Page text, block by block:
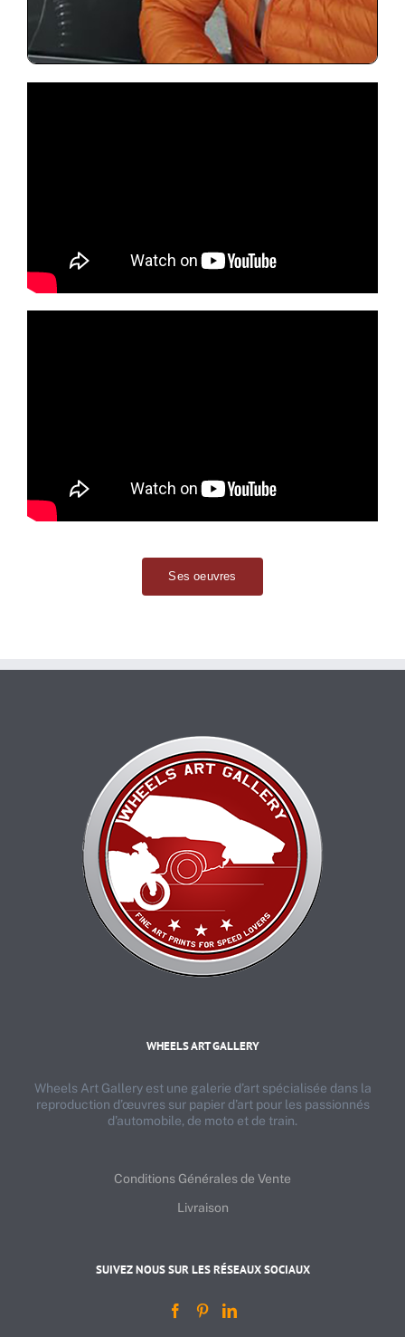
Ses oeuvres
WHEELS ART GALLERY
Wheels Art Gallery est une galerie d’art spécialisée dans la
reproduction d’œuvres sur papier d’art pour les passionnés
d’automobile, de moto et de train.
Conditions Générales de Vente
Livraison
SUIVEZ NOUS SUR LES RÉSEAUX SOCIAUX